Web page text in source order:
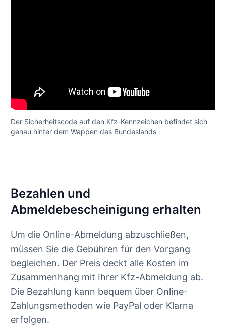
Der Sicherheitscode auf den Kfz-Kennzeichen befindet sich
genau hinter dem Wappen des Bundeslands
Bezahlen und
Abmeldebescheinigung erhalten
Um die Online-Abmeldung abzuschließen,
müssen Sie die Gebühren für den Vorgang
begleichen. Der Preis deckt alle Kosten im
Zusammenhang mit Ihrer Kfz-Abmeldung ab.
Die Bezahlung kann bequem über Online-
Zahlungsmethoden wie PayPal oder Klarna
erfolgen.